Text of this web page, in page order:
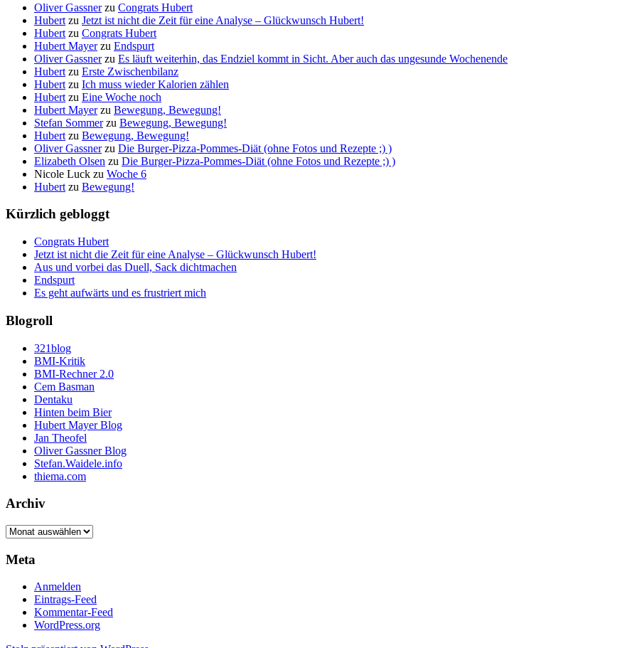
Oliver Gassnerzu Congrats Hubert
Hubert zu Jetzt ist nicht die Zeit für eine Analyse – Glückwunsch Hubert!
Hubert zu Congrats Hubert
Hubert Mayerzu Endspurt
Oliver Gassnerzu Es läuft weiterhin, das Endziel kommt in Sicht. Aber auch das ungesunde Wochenende
Hubert zu Erste Zwischenbilanz
Hubert zu Ich muss wieder Kalorien zählen
Hubert zu Eine Woche noch
Hubert Mayerzu Bewegung, Bewegung!
Stefan Sommerzu Bewegung, Bewegung!
Hubert zu Bewegung, Bewegung!
Oliver Gassnerzu Die Burger-Pizza-Pommes-Diät (ohne Fotos und Rezepte ;) )
Elizabeth Olsen zu Die Burger-Pizza-Pommes-Diät (ohne Fotos und Rezepte ;) )
Nicole Luck zu Woche 6
Hubert zu Bewegung!
Kürzlich gebloggt
Congrats Hubert
Jetzt ist nicht die Zeit für eine Analyse – Glückwunsch Hubert!
Aus und vorbei das Duell, Sack dichtmachen
Endspurt
Es geht aufwärts und es frustriert mich
Blogroll
321blog
BMI-Kritik
BMI-Rechner 2.0
Cem Basman
Dentaku
Hinten beim Bier
Hubert Mayer Blog
Jan Theofel
Oliver Gassner Blog
Stefan.Waidele.info
thiema.com
Archiv
Archiv
Meta
Anmelden
Eintrags-Feed
Kommentar-Feed
WordPress.org